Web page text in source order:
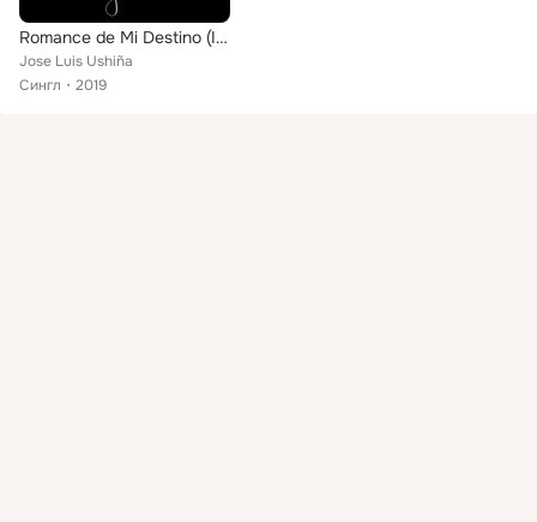
Romance de Mi Destino (Instrumental)
Jose Luis Ushiña
Сингл
2019